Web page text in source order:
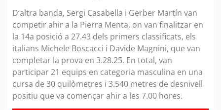
D’altra banda, Sergi Casabella i Gerber Martín van
competir ahir a la Pierra Menta, on van finalitzar en
la 14a posició a 27.43 dels primers classificats, els
italians Michele Boscacci i Davide Magnini, que van
completar la prova en 3.28.25. En total, van
participar 21 equips en categoria masculina en una
cursa de 30 quilòmetres i 3.540 metres de desnivell
positiu que va començar ahir a les 7.00 hores.